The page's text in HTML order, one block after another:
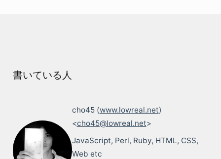
書いている人
cho45 (www.lowreal.net)
<cho45@lowreal.net>
JavaScript, Perl, Ruby, HTML, CSS,
Web etc